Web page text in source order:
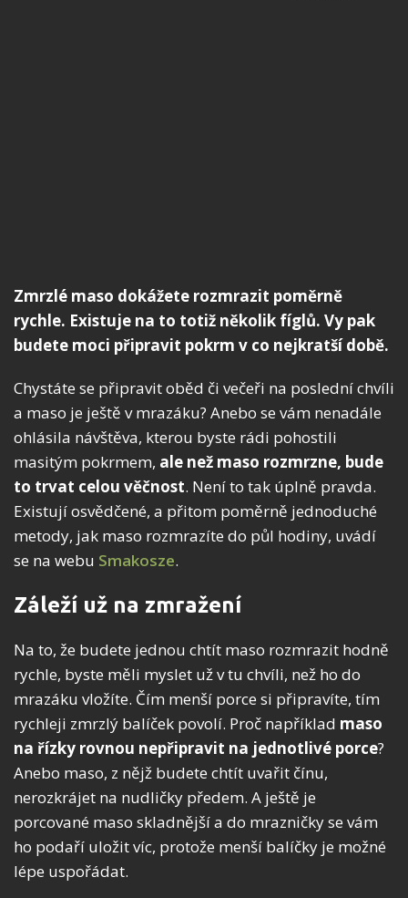
Zmrzlé maso dokážete rozmrazit poměrně
rychle. Existuje na to totiž několik fíglů. Vy pak
budete moci připravit pokrm v co nejkratší době.
Chystáte se připravit oběd či večeři na poslední chvíli
a maso je ještě v mrazáku? Anebo se vám nenadále
ohlásila návštěva, kterou byste rádi pohostili
masitým pokrmem, ale než maso rozmrzne, bude
to trvat celou věčnost. Není to tak úplně pravda.
Existují osvědčené, a přitom poměrně jednoduché
metody, jak maso rozmrazíte do půl hodiny, uvádí
se na webu Smakosze.
Záleží už na zmražení
Na to, že budete jednou chtít maso rozmrazit hodně
rychle, byste měli myslet už v tu chvíli, než ho do
mrazáku vložíte. Čím menší porce si připravíte, tím
rychleji zmrzlý balíček povolí. Proč například maso
na řízky rovnou nepřipravit na jednotlivé porce?
Anebo maso, z nějž budete chtít uvařit čínu,
nerozkrájet na nudličky předem. A ještě je
porcované maso skladnější a do mrazničky se vám
ho podaří uložit víc, protože menší balíčky je možné
lépe uspořádat.